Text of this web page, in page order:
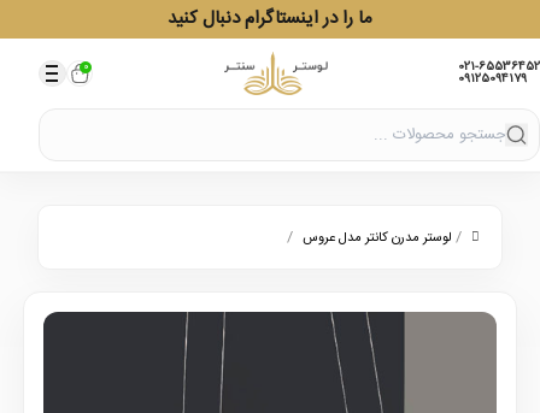
ما را در اینستاگرام دنبال کنید
021-65536452
09125094179
0
/ لوستر مدرن کانتر مدل عروس /